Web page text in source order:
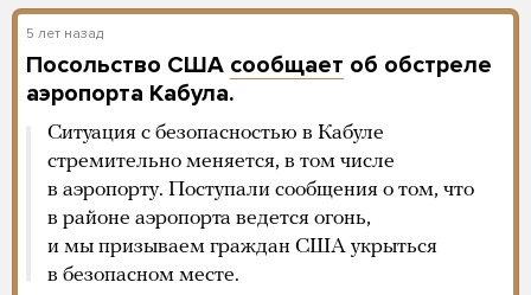
5 лет назад
Посольство США сообщает об обстреле
аэропорта Кабула.
Ситуация с безопасностью в Кабуле
стремительно меняется, в том числе
в аэропорту. Поступали сообщения о том, что
в районе аэропорта ведется огонь,
и мы призываем граждан США укрыться
в безопасном месте.